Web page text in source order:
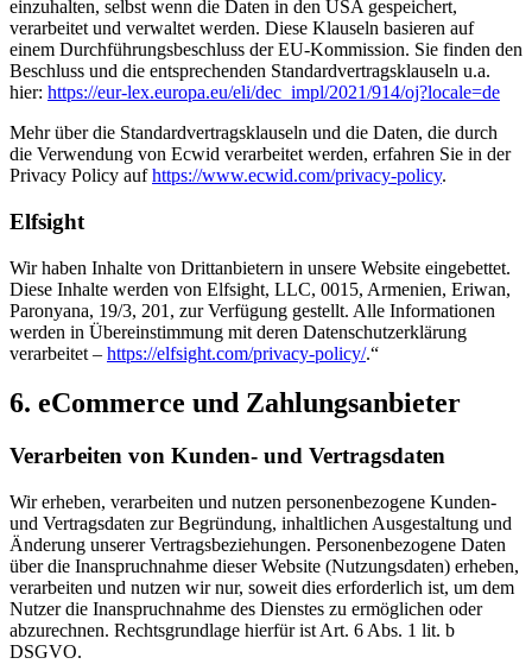
einzuhalten, selbst wenn die Daten in den USA gespeichert,
verarbeitet und verwaltet werden. Diese Klauseln basieren auf
einem Durchführungsbeschluss der EU-Kommission. Sie finden den
Beschluss und die entsprechenden Standardvertragsklauseln u.a.
hier: https://eur-lex.europa.eu/eli/dec_impl/2021/914/oj?locale=de
Mehr über die Standardvertragsklauseln und die Daten, die durch
die Verwendung von Ecwid verarbeitet werden, erfahren Sie in der
Privacy Policy aufhttps://www.ecwid.com/privacy-policy.
Elfsight
Wir haben Inhalte von Drittanbietern in unsere Website eingebettet.
Diese Inhalte werden von Elfsight, LLC, 0015, Armenien, Eriwan,
Paronyana, 19/3, 201, zur Verfügung gestellt. Alle Informationen
werden in Übereinstimmung mit deren Datenschutzerklärung
verarbeitet – https://elfsight.com/privacy-policy/.“
6. eCommerce und Zahlungs­anbieter
Verarbeiten von Kunden- und Vertragsdaten
Wir erheben, verarbeiten und nutzen personenbezogene Kunden-
und Vertragsdaten zur Begründung, inhaltlichen Ausgestaltung und
Änderung unserer Vertragsbeziehungen. Personenbezogene Daten
über die Inanspruchnahme dieser Website (Nutzungsdaten) erheben,
verarbeiten und nutzen wir nur, soweit dies erforderlich ist, um dem
Nutzer die Inanspruchnahme des Dienstes zu ermöglichen oder
abzurechnen. Rechtsgrundlage hierfür ist Art. 6 Abs. 1 lit. b
DSGVO.